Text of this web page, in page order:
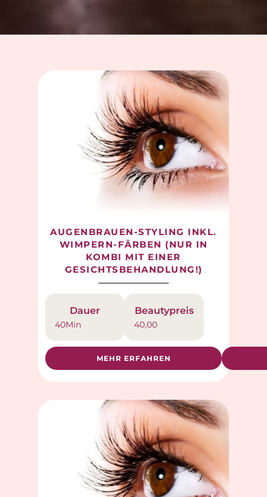
AUGENBRAUEN-STYLING INKL.
WIMPERN-FÄRBEN (NUR IN
KOMBI MIT EINER
GESICHTSBEHANDLUNG!)
Dauer
40Min
Beautypreis
40,00
MEHR ERFAHREN